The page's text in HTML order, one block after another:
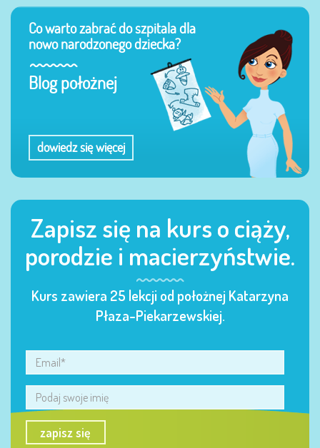
Co warto zabrać do szpitala dla
nowo narodzonego dziecka?
Blog położnej
dowiedz się więcej
Zapisz się na kurs o ciąży,
porodzie i macierzyństwie.
Kurs zawiera 25 lekcji od położnej Katarzyna
Płaza-Piekarzewskiej.
zapisz się